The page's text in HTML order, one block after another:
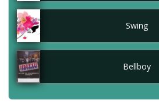
Swing
Bellboy